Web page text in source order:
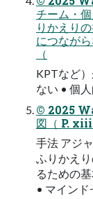
チーム・
りかえり
につなが
（
KPTなど
ない • 個
© 2025
図（ P.
手法 アジ
ふりかえ
るための
• マインド